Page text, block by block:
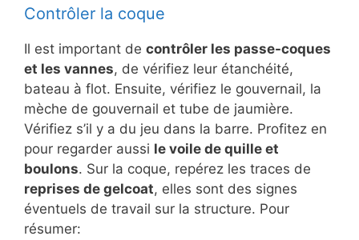
Contrôler la coque
Il est important de contrôler les passe-coques
et les vannes, de vérifiez leur étanchéité,
bateau à flot. Ensuite, vérifiez le gouvernail, la
mèche de gouvernail et tube de jaumière.
Vérifiez s’il y a du jeu dans la barre. Profitez en
pour regarder aussi le voile de quille et
boulons. Sur la coque, repérez les traces de
reprises de gelcoat, elles sont des signes
éventuels de travail sur la structure. Pour
résumer: